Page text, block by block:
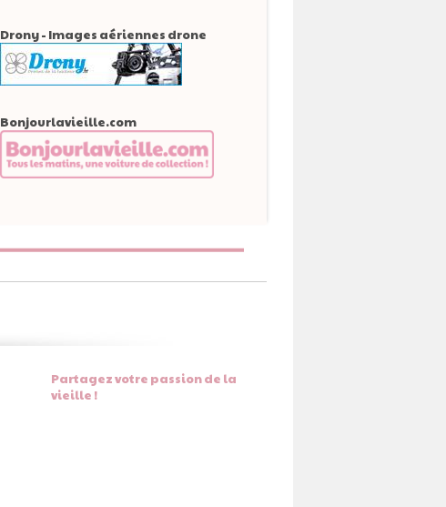
Drony - Images aériennes drone
Bonjourlavieille.com
Partagez votre passion de la
vieille !